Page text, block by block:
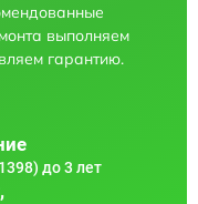
выполняем
гарантию.
до 3 лет